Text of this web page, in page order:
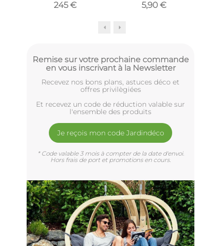
245 € 5,90 €
Remise sur votre prochaine commande
en vous inscrivant à la Newsletter
Recevez nos bons plans, astuces déco et
offres privilègiées
Et recevez un code de réduction valable sur
l'ensemble des produits
Je reçois mon code Jardindéco
* Code valable 3 mois à compter de la date d'envoi.
Hors frais de port et promotions en cours.